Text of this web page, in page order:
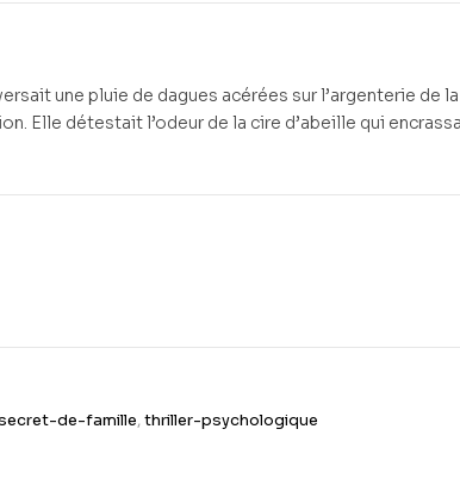
une pluie de dagues acérées sur l’argenterie de
Elle détestait l’odeur de la cire d’abeille qui
de-famille,thriller-psychologique